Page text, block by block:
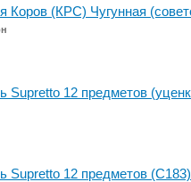
Коров (КРС) Чугунная
Supretto 12 предметов
Supretto 12 предметов (C183)